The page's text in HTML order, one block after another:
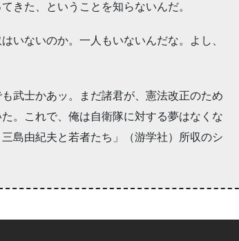
きた、ということを知らないんだ。
いないのか。一人もいないんだな。よし、
武士かあッ。まだ諸君が、憲法改正のため
。これで、俺は自衛隊に対する夢はなくな
島由紀夫と若者たち」（游学社）所収のシ